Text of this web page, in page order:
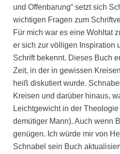
und Offenbarung“ setzt sich
wichtigen Fragen zum
Für mich war es eine Wohltat
er sich zur völligen Inspiration
Schrift bekennt. Dieses Buch
Zeit, in der in gewissen
heiß diskutiert wurde.
Kreisen und darüber hinaus,
Leichtgewicht in der
demütiger Mann). Auch wenn
genügen. Ich würde mir von
Schnabel sein Buch